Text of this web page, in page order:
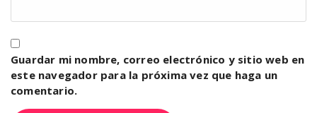
Guardar mi nombre, correo electrónico y sitio web en
este navegador para la próxima vez que haga un
comentario.